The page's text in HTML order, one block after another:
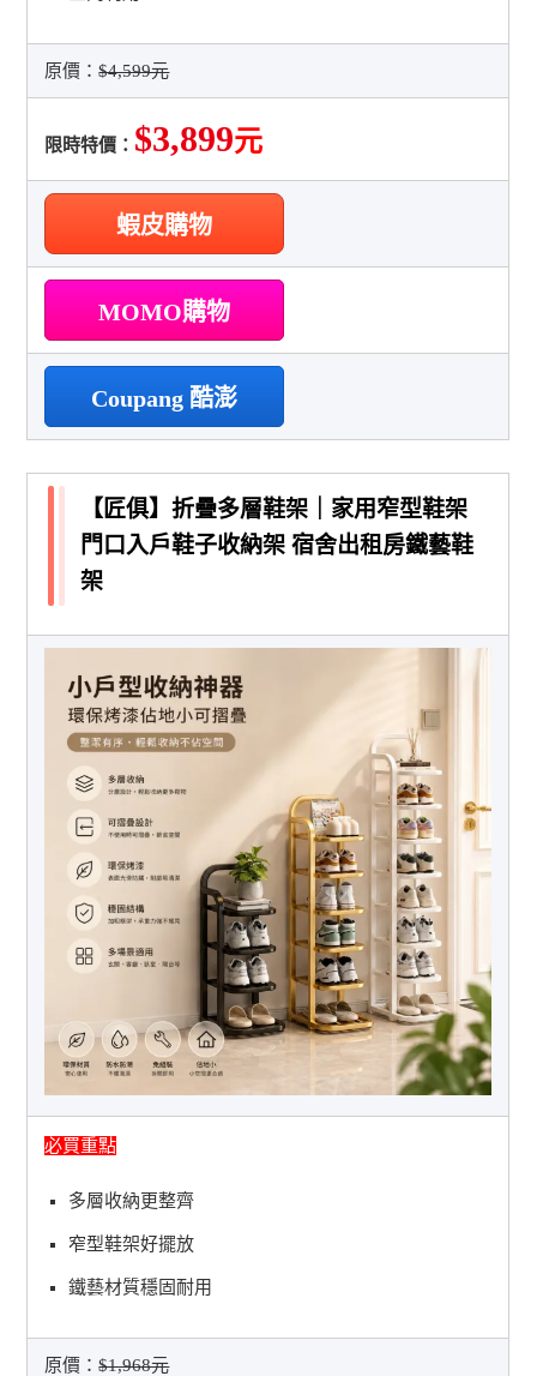
原價：$4,599元
限時特價： $3,899元
蝦皮購物
MOMO購物
Coupang 酷澎
【匠俱】折疊多層鞋架｜家用窄型鞋架
門口入戶鞋子收納架 宿舍出租房鐵藝鞋
架
必買重點
多層收納更整齊
窄型鞋架好擺放
鐵藝材質穩固耐用
原價：$1,968元